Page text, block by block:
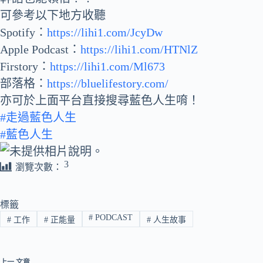
可參考以下地方收聽
Spotify： https://lihi1.com/JcyDw
Apple Podcast： https://lihi1.com/HTNlZ
Firstory： https://lihi1.com/Ml673
部落格： https://bluelifestory.com/
亦可於上面平台直接搜尋藍色人生唷！
#走過藍色人生
#藍色人生
瀏覽次數： 3
標籤
#工作 #正能量 # PODCAST # 人生故事